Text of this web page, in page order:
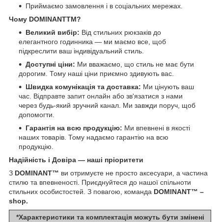
Приймаємо замовлення і в соціальних мережах.
Чому DOMINANTTM?
Великий вибір: Від стильних рюкзаків до
елегантного годинника — ми маємо все, щоб
підкреслити ваш індивідуальний стиль.
Доступні ціни: Ми вважаємо, що стиль не має бути
дорогим. Тому наші ціни приємно здивують вас.
Швидка комунікація та доставка: Ми цінують ваш
час. Відправте запит онлайн або зв'язатися з нами
через будь-який зручний канал. Ми завжди поруч, щоб
допомогти.
Гарантія на всю продукцію: Ми впевнені в якості
наших товарів. Тому надаємо гарантію на всю
продукцію.
Надійність і Довіра — наші пріоритети
З DOMINANT™ ви отримуєте не просто аксесуари, а частина
стилю та впевненості. Приєднуйтеся до нашої спільноти
стильних особистостей. З повагою, команда DOMINANT™ –
shop.
*Характеристики та комплектація можуть бути змінені